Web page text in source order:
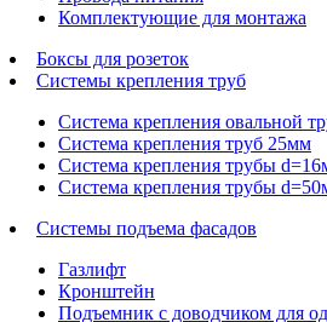
Комплектующие для монтажа
Боксы для розеток
Системы крепления труб
Система крепления овальной
Система крепления труб 25мм
Система крепления трубы
Система крепления трубы
Системы подъема фасадов
Газлифт
Кронштейн
Подъемник с доводчиком для